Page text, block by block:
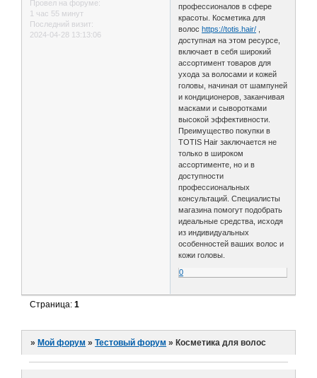
Провел на форуме:
1 час 55 минут
Последний визит:
2024-04-28 13:13:06
профессионалов в сфере
красоты. Косметика для
волосhttps://totis.hair/
доступная на этом ресурсе,
включает в себя широкий
ассортимент товаров для
ухода за волосами и кожей
головы, начиная от шампуней
и кондиционеров, заканчивая
масками и сыворотками
высокой эффективности.
Преимущество покупки в
TOTIS Hair заключается не
только в широком
ассортименте, но и в
доступности
профессиональных
консультаций. Специалисты
магазина помогут подобрать
идеальные средства, исходя
из индивидуальных
особенностей ваших волос и
кожи головы.
0
Страница:1
» Мой форум »Тестовый форум » Косметика для волос